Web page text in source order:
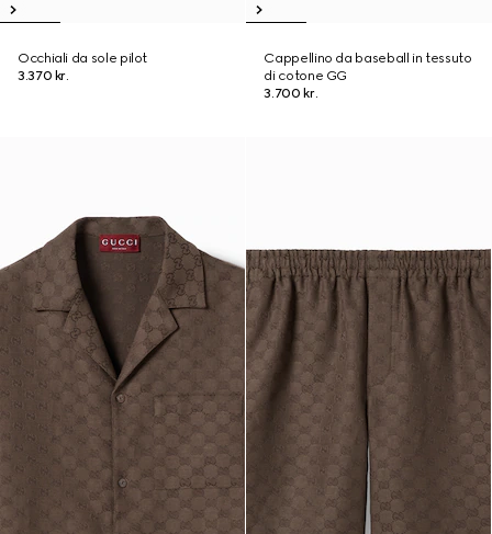
Occhiali da sole pilot
3.370 kr.
Cappellino da baseball in tessuto
di cotone GG
3.700 kr.